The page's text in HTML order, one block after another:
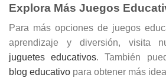
Explora Más Juegos
Para más opciones de juegos
aprendizaje y diversión, visita
juguetes educativos. También
blog educativo para obtener más